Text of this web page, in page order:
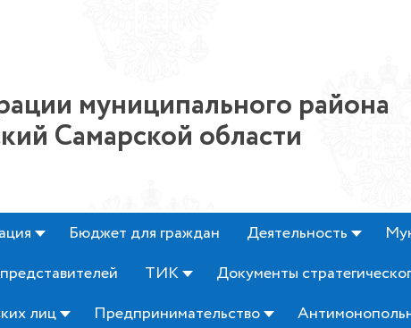
муниципального района
Самарской области
Бюджет для граждан Деятельность
ТИК
Документы
лиц
Предпринимательство